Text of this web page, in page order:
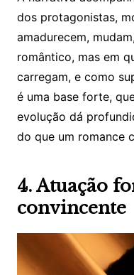
dos protagonistas,
amadurecem,
romântico, mas em
carregam, e como
é uma base forte,
evolução dá
do que um romance
4. Atuação
convincente